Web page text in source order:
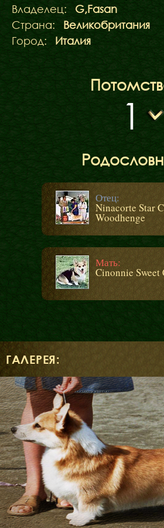
Владелец:
G,Fasan
Страна:
Великобритания
Город:
Италия
1
Отец:
Ninacorte Star
Woodhenge
Мать:
Cinonnie Sweet
ГАЛЕРЕЯ: